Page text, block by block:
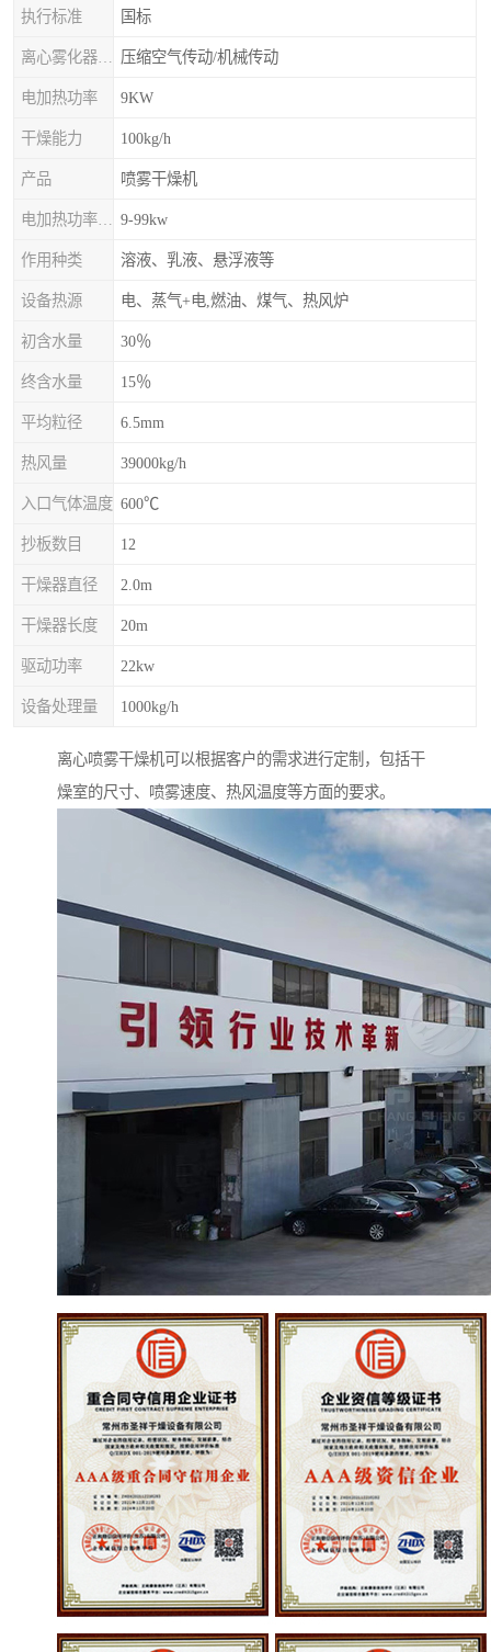
执行标准 国标
压缩空气传动/机械传动
电加热功率 9KW
干燥能力 100kg/h
产品 喷雾干燥机
9-99kw
作用种类 溶液、乳液、悬浮液等
设备热源 电、蒸气+电,燃油、煤气、热风炉
初含水量 30％
终含水量 15％
平均粒径 6.5mm
热风量 39000kg/h
入口气体温度 600℃
抄板数目 12
干燥器直径 2.0m
干燥器长度 20m
驱动功率 22kw
设备处理量 1000kg/h
离心喷雾干燥机可以根据客户的需求进行定制，包括干
燥室的尺寸、喷雾速度、热风温度等方面的要求。